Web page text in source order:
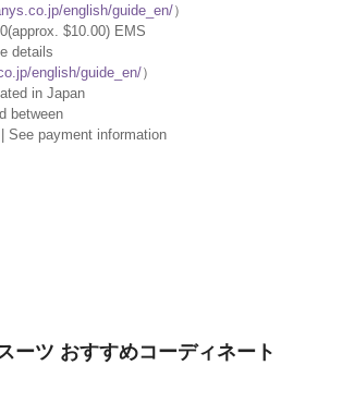
english/guide_en/）
$10.00) EMS
details
english/guide_en/）
in Japan
between
See payment information
ーツ おすすめコーディネート